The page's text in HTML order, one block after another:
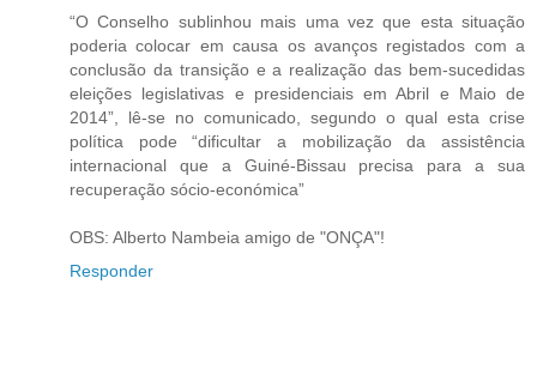
“O Conselho sublinhou mais uma vez que esta situação
poderia colocar em causa os avanços registados com a
conclusão da transição e a realização das bem-sucedidas
eleições legislativas e presidenciais em Abril e Maio de
2014”, lê-se no comunicado, segundo o qual esta crise
política pode “dificultar a mobilização da assistência
internacional que a Guiné-Bissau precisa para a sua
recuperação sócio-económica”
OBS: Alberto Nambeia amigo de "ONÇA"!
Responder